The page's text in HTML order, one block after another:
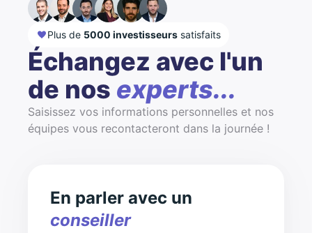
Plus de 5000 investisseurs satisfaits
Échangez avec l'un
de nos experts...
Saisissez vos informations personnelles et nos
équipes vous recontacteront dans la journée !
En parler avec un
conseiller